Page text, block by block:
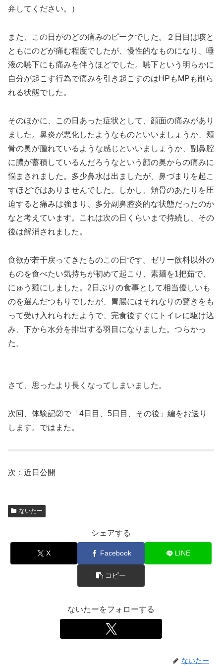
弁してください。）
また、この日がのどの痛みのピークでした。２日目は咳と
ともにのどが痛む程度でしたが、慢性的なものになり、唾
液の嚥下にも痛みを伴うほどでした。嚥下という明らかに
自分が起こす行為で痛みを引き起こすのはHPもMPも削ら
れる状態でした。
そのほかに、この日あった症状として、顔面の痛みがあり
ました。鼻炎が悪化したようなものといいましょうか、頬
骨の奥が腫れているような感じといいましょうか、副鼻腔
に膿が蓄積しているんだろうなという顔の奥からの痛みに
悩まされました。多少鼻水は出ましたが、鼻づまりを起こ
すほどではありませんでした。しかし、頬骨のあたりを圧
迫すると痛みは強まり、多分副鼻腔炎的な状態だったのか
なと考えています。これは次の日くらいまで持続し、その
後は解消されました。
食欲が若干戻ってきたものこの日です。ゼリー飲料以外の
ものを食べたい気持ちが初めて起こり、素麺を1把茹で、
にゅう麺にしました。2日ぶりの食事として相当優しいも
のを選んだつもりでしたが、胃腸にはそれなりの驚きをも
って受け入れられたようで、完食後すぐにトイレに駆け込
み、下から水分を排出する羽目になりました。つらかっ
た。
さて、思ったより長くなってしまいました。
次回、体験記②で「4日目、5日目、その後」編をお送り
します。ではまた。
次：近日公開
ないたー
シェアする
X Facebook LINE
コピー
ないたーをフォローする
ないたー